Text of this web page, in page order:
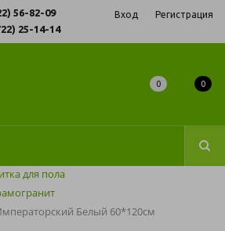
56-82-09
25-14-14
Вход Регистрация
0 0
для пола
Белый 60*120см